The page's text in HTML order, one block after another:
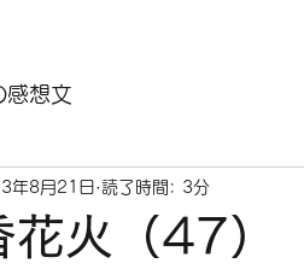
感想文
花火（47）
年8月21日 読了時間: 3分